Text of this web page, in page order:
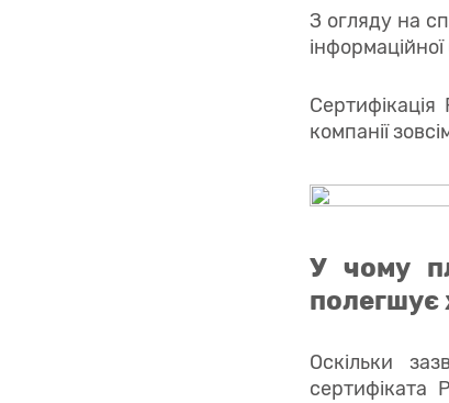
З огляду на
компанії
У чому
полегшує
Оскільки
сертифіката